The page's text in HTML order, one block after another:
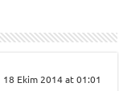
18 Ekim 2014 at 01:01